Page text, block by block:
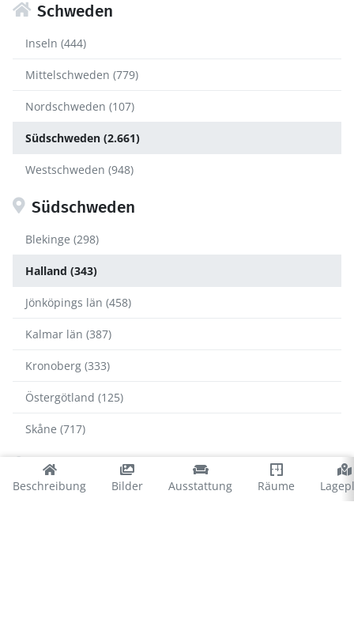
Beschreibung Bilder Ausstattung Räume
Schweden
Inseln (444)
Mittelschweden (779)
Nordschweden (107)
Südschweden (2.661)
Westschweden (948)
Südschweden
Blekinge (298)
Halland (343)
Jönköpings län (458)
Kalmar län (387)
Kronoberg (333)
Östergötland (125)
Skåne (717)
Halland